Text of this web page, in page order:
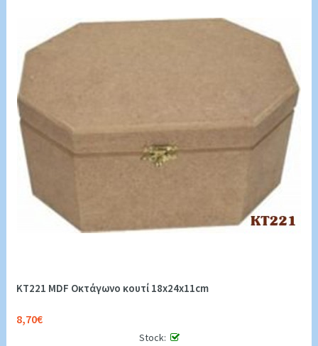
KT221 MDF Οκτάγωνο κουτί 18x24x11cm
8,70€
Stock: